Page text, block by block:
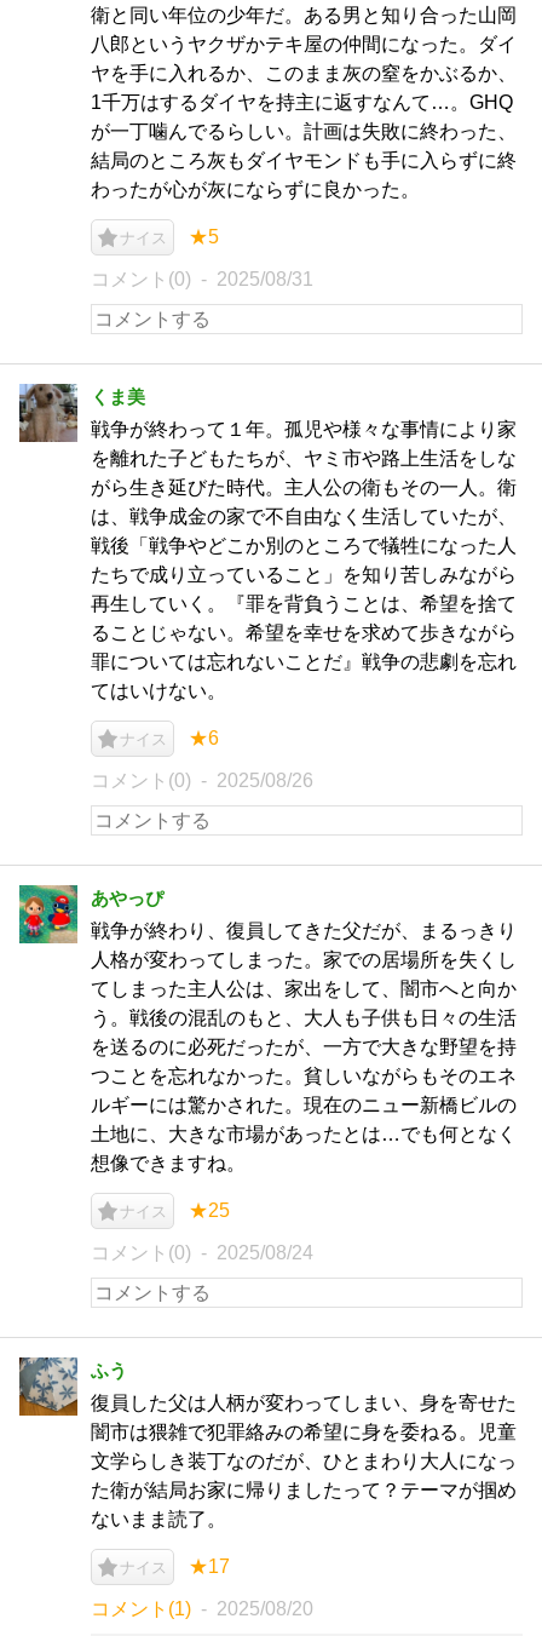
衛と同い年位の少年だ。ある男と知り合った山岡
八郎というヤクザかテキ屋の仲間になった。ダイ
ヤを手に入れるか、このまま灰の窒をかぶるか、
1千万はするダイヤを持主に返すなんて…。GHQ
が一丁噛んでるらしい。計画は失敗に終わった、
結局のところ灰もダイヤモンドも手に入らずに終
わったが心が灰にならずに良かった。
ナイス ★5
コメント(0) 2025/08/31
くま美
戦争が終わって１年。孤児や様々な事情により家
を離れた子どもたちが、ヤミ市や路上生活をしな
がら生き延びた時代。主人公の衛もその一人。衛
は、戦争成金の家で不自由なく生活していたが、
戦後「戦争やどこか別のところで犠牲になった人
たちで成り立っていること」を知り苦しみながら
再生していく。『罪を背負うことは、希望を捨て
ることじゃない。希望を幸せを求めて歩きながら
罪については忘れないことだ』戦争の悲劇を忘れ
てはいけない。
ナイス ★6
コメント(0) 2025/08/26
あやっぴ
戦争が終わり、復員してきた父だが、まるっきり
人格が変わってしまった。家での居場所を失くし
てしまった主人公は、家出をして、闇市へと向か
う。戦後の混乱のもと、大人も子供も日々の生活
を送るのに必死だったが、一方で大きな野望を持
つことを忘れなかった。貧しいながらもそのエネ
ルギーには驚かされた。現在のニュー新橋ビルの
土地に、大きな市場があったとは…でも何となく
想像できますね。
ナイス ★25
コメント(0) 2025/08/24
ふう
復員した父は人柄が変わってしまい、身を寄せた
闇市は猥雑で犯罪絡みの希望に身を委ねる。児童
文学らしき装丁なのだが、ひとまわり大人になっ
た衛が結局お家に帰りましたって？テーマが掴め
ないまま読了。
ナイス ★17
コメント(1) 2025/08/20